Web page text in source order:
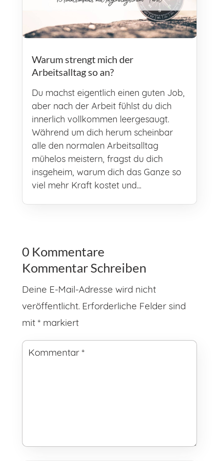
Warum strengt mich der
Arbeitsalltag so an?
Du machst eigentlich einen guten Job,
aber nach der Arbeit fühlst du dich
innerlich vollkommen leergesaugt.
Während um dich herum scheinbar
alle den normalen Arbeitsalltag
mühelos meistern, fragst du dich
insgeheim, warum dich das Ganze so
viel mehr Kraft kostet und...
0 Kommentare
Kommentar Schreiben
Deine E-Mail-Adresse wird nicht
veröffentlicht. Erforderliche Felder sind
mit *markiert